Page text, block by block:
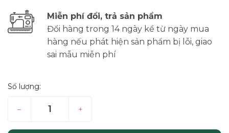
Miễn phí đổi, trả sản phẩm
Đổi hàng trong 14 ngày kể từ ngày mua
hàng nếu phát hiện sản phẩm bị lỗi, giao
sai mẫu miễn phí
Số lượng:
– +